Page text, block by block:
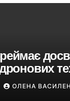
80-кратне
ОЛЕНА